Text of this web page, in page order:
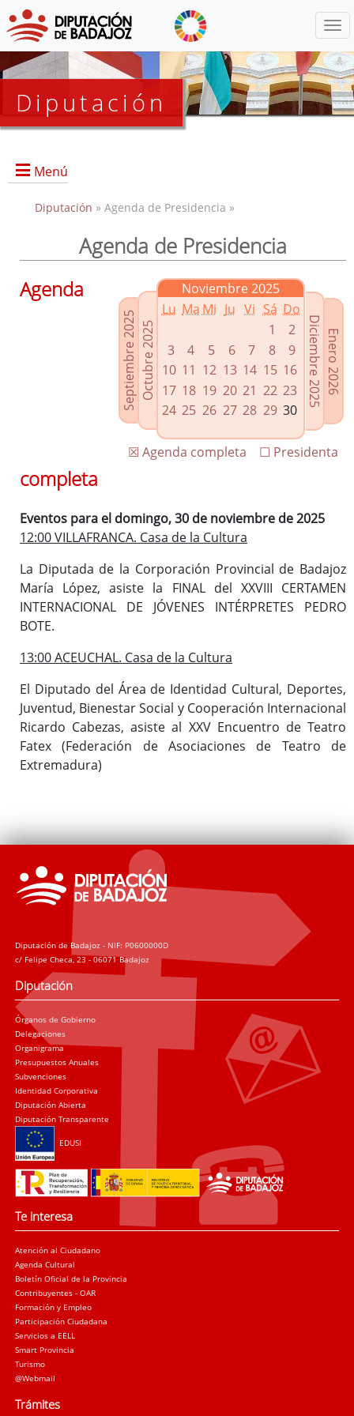
Diputación
Menú
Presidencia
Grupos Políticos
Enlaces relacionados
Agenda de Presidencia
Plenos provinciales y Juntas de gobierno
Oficina de Proyectos Europeos
Diputación » Agenda de Presidencia »
Agenda de Presidencia
Septiembre 2025Octubre 2025
Noviembre 2025
Lu Ma Mi Ju Vi Sá Do
1
2
3
4 5 6 7 8
9
10 11 12 13 14 15 16
17 18 19 20 21 22 23
24 25 26 27 28 29 30
Enero 2026
Diciembre 2025
☐ Presidenta
☒ Agenda completa
Agenda
completa
Eventos para el domingo, 30 de noviembre de 2025
12:00 VILLAFRANCA. Casa de la Cultura
La Diputada de la Corporación Provincial de Badajoz
María López, asiste la FINAL del XXVIII CERTAMEN
INTERNACIONAL DE JÓVENES INTÉRPRETES PEDRO
BOTE.
13:00 ACEUCHAL. Casa de la Cultura
El Diputado del Área de Identidad Cultural, Deportes,
Juventud, Bienestar Social y Cooperación Internacional
Ricardo Cabezas, asiste al XXV Encuentro de Teatro
Fatex (Federación de Asociaciones de Teatro de
Extremadura)
Diputación de Badajoz - NIF: P0600000D
c/ Felipe Checa, 23 - 06071 Badajoz
Diputación
Órganos de Gobierno
Delegaciones
Organigrama
Presupuestos Anuales
Subvenciones
Identidad Corporativa
Diputación Abierta
Diputación Transparente
EDUSI
Te interesa
Atención al Ciudadano
Agenda Cultural
Boletín Oficial de la Provincia
Contribuyentes - OAR
Formación y Empleo
Participación Ciudadana
Servicios a EELL
Smart Provincia
Turismo
@Webmail
Trámites